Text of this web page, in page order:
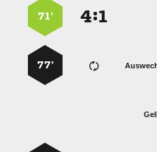
:
71’
77’